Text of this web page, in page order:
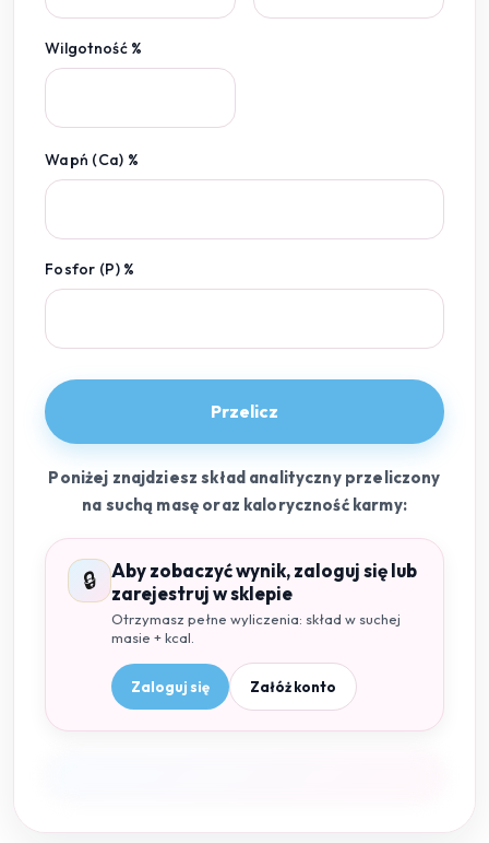
Wilgotność %
Wapń (Ca) %
Fosfor (P) %
Przelicz
Poniżej znajdziesz skład analityczny przeliczony
na suchą masę oraz kaloryczność karmy:
🔒
Aby zobaczyć wynik, zaloguj się lub
zarejestruj w sklepie
Otrzymasz pełne wyliczenia: skład w suchej
masie + kcal.
Zaloguj się Załóż konto